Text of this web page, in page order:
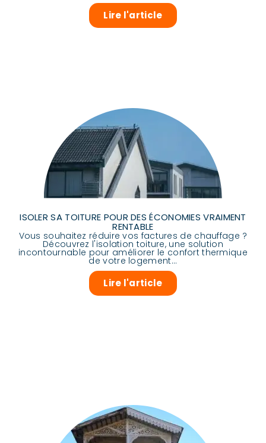
Lire l'article
ISOLER SA TOITURE POUR DES ÉCONOMIES VRAIMENT
RENTABLE
Vous souhaitez réduire vos factures de chauffage ?
Découvrez l'isolation toiture, une solution
incontournable pour améliorer le confort thermique
de votre logement...
Lire l'article